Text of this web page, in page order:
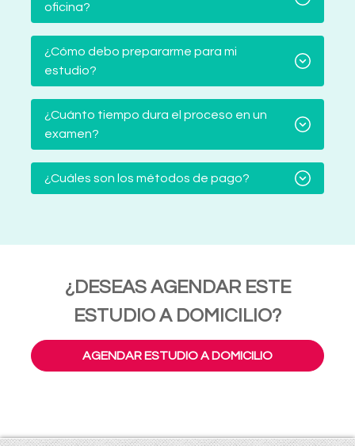
oficina?
¿Cómo debo prepararme para mi
estudio?
¿Cuánto tiempo dura el proceso en un
examen?
¿Cuáles son los métodos de pago?
¿DESEAS AGENDAR ESTE
ESTUDIO A DOMICILIO?
AGENDAR ESTUDIO A DOMICILIO